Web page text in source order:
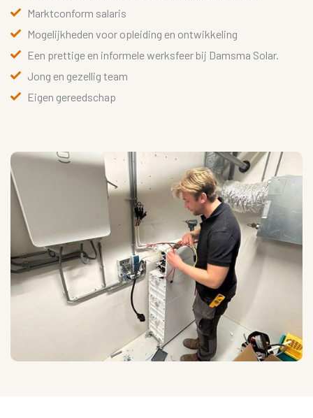
Marktconform salaris
Mogelijkheden voor opleiding en ontwikkeling
Een prettige en informele werksfeer bij Damsma Solar.
Jong en gezellig team
Eigen gereedschap